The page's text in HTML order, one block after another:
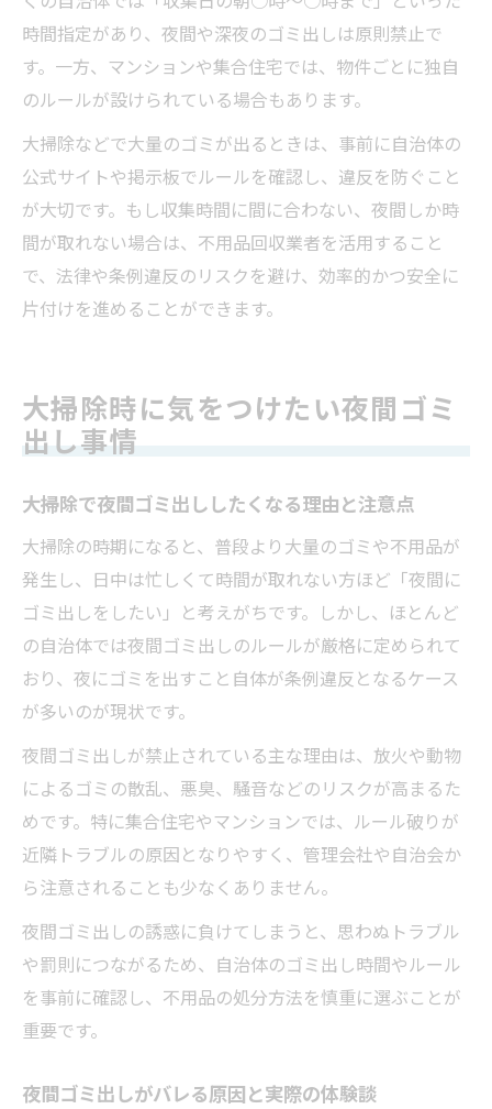
時間指定があり、夜間や深夜のゴミ出しは原則禁止で
す。一方、マンションや集合住宅では、物件ごとに独自
のルールが設けられている場合もあります。
大掃除などで大量のゴミが出るときは、事前に自治体の
公式サイトや掲示板でルールを確認し、違反を防ぐこと
が大切です。もし収集時間に間に合わない、夜間しか時
間が取れない場合は、不用品回収業者を活用すること
で、法律や条例違反のリスクを避け、効率的かつ安全に
片付けを進めることができます。
大掃除時に気をつけたい夜間ゴミ
出し事情
大掃除で夜間ゴミ出ししたくなる理由と注意点
大掃除の時期になると、普段より大量のゴミや不用品が
発生し、日中は忙しくて時間が取れない方ほど「夜間に
ゴミ出しをしたい」と考えがちです。しかし、ほとんど
の自治体では夜間ゴミ出しのルールが厳格に定められて
おり、夜にゴミを出すこと自体が条例違反となるケース
が多いのが現状です。
夜間ゴミ出しが禁止されている主な理由は、放火や動物
によるゴミの散乱、悪臭、騒音などのリスクが高まるた
めです。特に集合住宅やマンションでは、ルール破りが
近隣トラブルの原因となりやすく、管理会社や自治会か
ら注意されることも少なくありません。
夜間ゴミ出しの誘惑に負けてしまうと、思わぬトラブル
や罰則につながるため、自治体のゴミ出し時間やルール
を事前に確認し、不用品の処分方法を慎重に選ぶことが
重要です。
夜間ゴミ出しがバレる原因と実際の体験談